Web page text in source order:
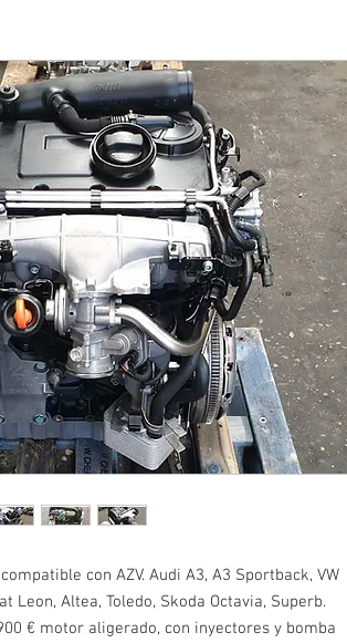
con AZV. Audi A3, A3 Sportback, VW
Leon, Altea, Toledo, Skoda Octavia, Superb.
€ motor aligerado, con inyectores y bomba